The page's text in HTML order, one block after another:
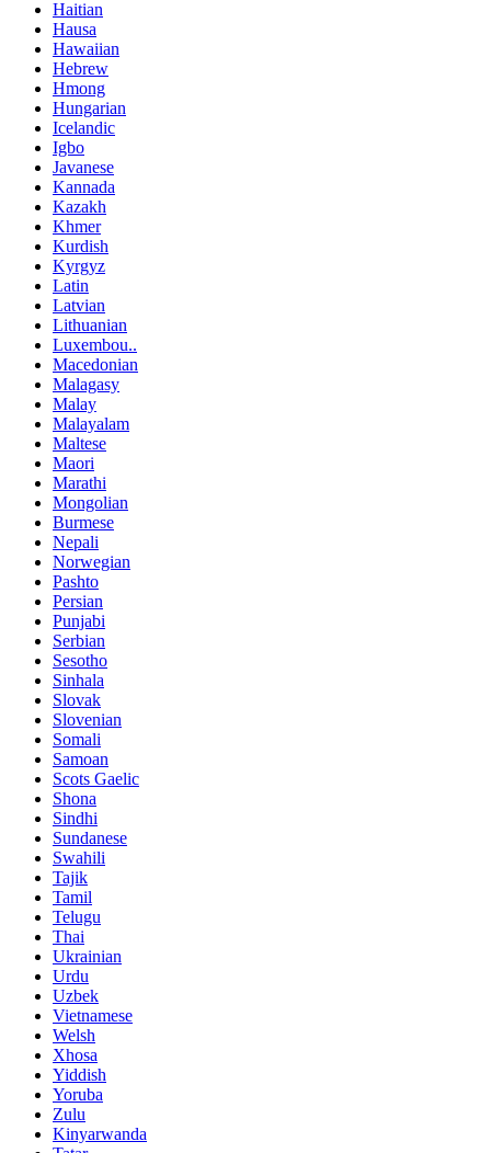
Haitian
Hausa
Hawaiian
Hebrew
Hmong
Hungarian
Icelandic
Igbo
Javanese
Kannada
Kazakh
Khmer
Kurdish
Kyrgyz
Latin
Latvian
Lithuanian
Luxembou..
Macedonian
Malagasy
Malay
Malayalam
Maltese
Maori
Marathi
Mongolian
Burmese
Nepali
Norwegian
Pashto
Persian
Punjabi
Serbian
Sesotho
Sinhala
Slovak
Slovenian
Somali
Samoan
Scots Gaelic
Shona
Sindhi
Sundanese
Swahili
Tajik
Tamil
Telugu
Thai
Ukrainian
Urdu
Uzbek
Vietnamese
Welsh
Xhosa
Yiddish
Yoruba
Zulu
Kinyarwanda